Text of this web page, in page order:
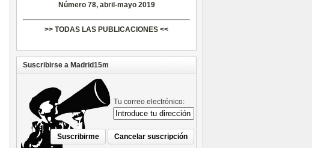
Número 78, abril-mayo 2019
>> TODAS LAS PUBLICACIONES <<
Suscribirse a Madrid15m
Tu correo electrónico: